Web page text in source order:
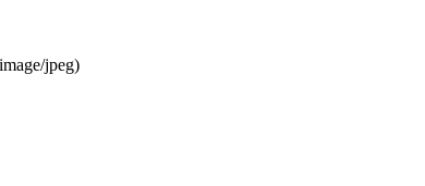
image/jpeg)